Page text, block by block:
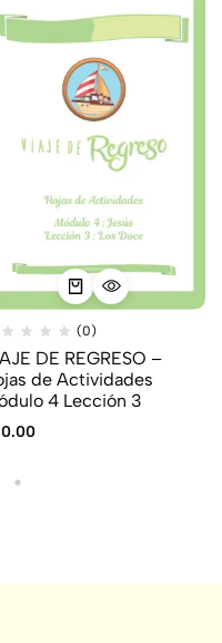
(0)
DE REGRESO –
de Actividades
4 Lección 3